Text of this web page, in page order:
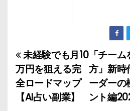
投
稿
ナ
「チーム
方」新時
ーダーの
ント編
未経験でも月10
万円を狙える完
全ロードマップ
【AI占い副業】